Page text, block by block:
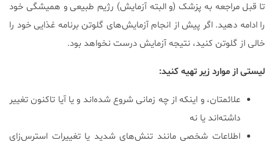
تا قبل مراجعه به پزشک (و البته آزمایش) رژیم طبیعی و همیشگی خود
را ادامه دهید. اگر پیش از انجام آزمایش‌های گلوتن برنامه غذایی خود را
خالی از گلوتن کنید، نتیجه آزمایش درست نخواهد بود.
لیستی از موارد زیر تهیه کنید:
علائمتان، و اینکه از چه زمانی شروع شده‌اند و یا آیا تاکنون تغییر
داشته‌اند یا نه
اطلاعات شخصی مانند تنش‌های شدید یا تغییرات استرس‌زای